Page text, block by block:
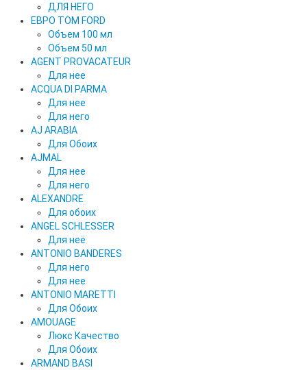
ДЛЯ НЕГО
ЕВРО TOM FORD
Объем 100 мл
Объем 50 мл
AGENT PROVACATEUR
Для нее
ACQUA DI PARMA
Для нее
Для него
AJ ARABIA
Для Обоих
AJMAL
Для нее
Для него
ALEXANDRE
Для обоих
ANGEL SCHLESSER
Для неё
ANTONIO BANDERES
Для него
Для нее
ANTONIO MARETTI
Для Обоих
AMOUAGE
Люкс Качество
Для Обоих
ARMAND BASI